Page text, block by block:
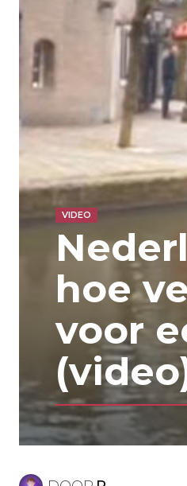
VIDEO
hoe
voor